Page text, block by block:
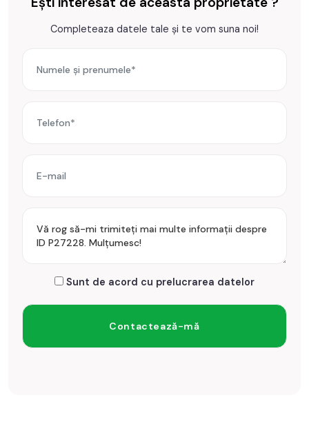
Pentru a se inchiria acest apartament se achita proprietarului
chiria + o luna garantie.
Completeaza datele tale și te vom suna noi!
Sunt de acord cu prelucrarea datelor